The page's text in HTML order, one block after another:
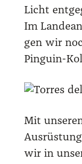
Licht
Im
gen wir
Pin­gu­in-
Mit
wir in